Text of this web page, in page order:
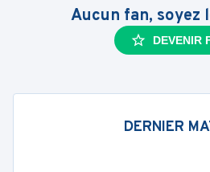
Aucun fan, soyez
DEVENIR
DERNIER